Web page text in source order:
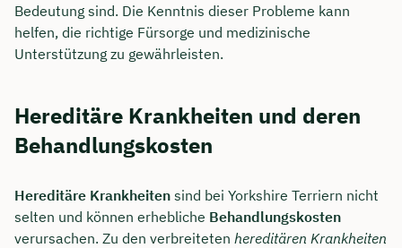
Bedeutung sind. Die Kenntnis dieser Probleme kann
helfen, die richtige Fürsorge und medizinische
Unterstützung zu gewährleisten.
Hereditäre Krankheiten und deren
Behandlungskosten
Hereditäre Krankheiten sind bei Yorkshire Terriern nicht
selten und können erhebliche Behandlungskosten
verursachen. Zu den verbreiteten hereditären Krankheiten
Meeting buchen